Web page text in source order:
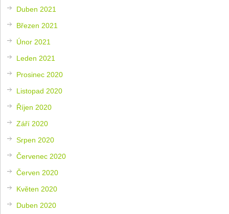
Duben 2021
Březen 2021
Únor 2021
Leden 2021
Prosinec 2020
Listopad 2020
Říjen 2020
Září 2020
Srpen 2020
Červenec 2020
Červen 2020
Květen 2020
Duben 2020